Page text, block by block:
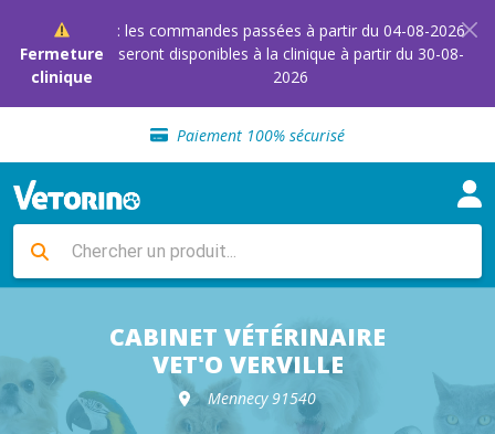
Fermeture
clinique
: les commandes passées à partir du 04-08-2026
seront disponibles à la clinique à partir du 30-08-
2026
Sélection de croquettes vétérinaire
Paiement 100% sécurisé
Livraison gratuite en clinique vétérinaire
Sélection de croquettes vétérinaire
Livraison gratuite en clinique vétérinaire
Retour gratuit en clinique
CABINET VÉTÉRINAIRE
VET'O VERVILLE
Mennecy 91540